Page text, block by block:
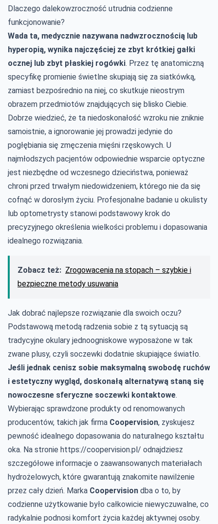
Dlaczego dalekowzroczność utrudnia codzienne
funkcjonowanie?
Wada ta, medycznie nazywana nadwzrocznością lub
hyperopią, wynika najczęściej ze zbyt krótkiej gałki
ocznej lub zbyt płaskiej rogówki. Przez tę anatomiczną
specyfikę promienie świetlne skupiają się za siatkówką,
zamiast bezpośrednio na niej, co skutkuje nieostrym
obrazem przedmiotów znajdujących się blisko Ciebie.
Dobrze wiedzieć, że ta niedoskonałość wzroku nie zniknie
samoistnie, a ignorowanie jej prowadzi jedynie do
pogłębiania się zmęczenia mięśni rzęskowych. U
najmłodszych pacjentów odpowiednie wsparcie optyczne
jest niezbędne od wczesnego dzieciństwa, ponieważ
chroni przed trwałym niedowidzeniem, którego nie da się
cofnąć w dorosłym życiu. Profesjonalne badanie u okulisty
lub optometrysty stanowi podstawowy krok do
precyzyjnego określenia wielkości problemu i dopasowania
idealnego rozwiązania.
Zobacz też: Zrogowacenia na stopach – szybkie i
bezpieczne metody usuwania
Jak dobrać najlepsze rozwiązanie dla swoich oczu?
Podstawową metodą radzenia sobie z tą sytuacją są
tradycyjne okulary jednoogniskowe wyposażone w tak
zwane plusy, czyli soczewki dodatnie skupiające światło.
Jeśli jednak cenisz sobie maksymalną swobodę ruchów
i estetyczny wygląd, doskonałą alternatywą staną się
nowoczesne sferyczne soczewki kontaktowe.
Wybierając sprawdzone produkty od renomowanych
producentów, takich jak firma Coopervision, zyskujesz
pewność idealnego dopasowania do naturalnego kształtu
oka. Na stronie https://coopervision.pl/ odnajdziesz
szczegółowe informacje o zaawansowanych materiałach
hydrożelowych, które gwarantują znakomite nawilżenie
przez cały dzień. Marka Coopervision dba o to, by
codzienne użytkowanie było całkowicie niewyczuwalne, co
radykalnie podnosi komfort życia każdej aktywnej osoby.